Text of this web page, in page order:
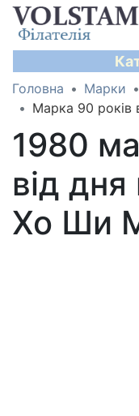
Головна Марки
Марка 90 років
1980
від
Хо Ши